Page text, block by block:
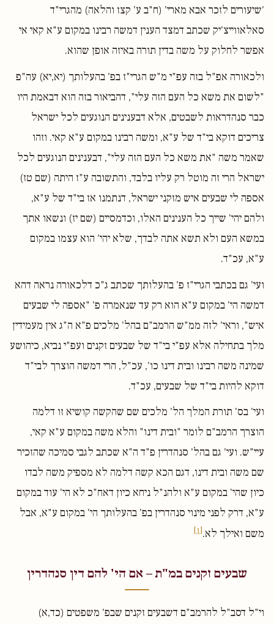
'שיעורים לזכר אבא מארי' (ח"ב ע' קצז והלאה) מהגרי"ד
סאלאווייצ'יק שכתב דמצד הענין דמשה רבינו במקום ע"א קאי אי
אפשר לחלוק על משה בדין תורה באיזה אופן שהוא.
ולכאורה אפ"ל בזה עפ"י מ"ש הגרי"ז בפ' בהעלותך (יא,יא) עה"פ
"לשום את משא כל העם הזה עלי", דהביאור בזה הוא דבאמת היו
כבר סנהדראות לשבטים, אלא דבענינים הנוגעים לכל ישראל
צריכים דוקא בי"ד של ע"א, ומשה רבינו במקום ע"א קאי. וזהו
שאמר משה "את משא כל העם הזה עלי", דבענינים הנוגעים לכל
ישראל הרי זה מוטל רק עליו בלבד, והתשובה ע"ז היתה (שם טז)
אספה לי שבעים איש מזקני ישראל, דנתמנו אז בי"ד של ע"א,
ולהם יהי' שייך כל הענינים האלו, וכדמסיים (שם יז) ונשאו אתך
במשא העם ולא תשא אתה לבדך, שלא יהי' הוא עצמו במקום
ע"א, עכ"ד.
ועי' גם בכתבי הגרי"ז פ' בהעלותך שכתב ג"כ דלכאורה נראה דהא
דמשה הי' במקום ע"א הוא רק עד שנאמרה פ' "אספה לי שבעים
איש", וראי' לזה ממ"ש הרמב"ם בהל' מלכים פ"א ה"ג אין מעמידין
מלך בתחילה אלא עפ"י בי"ד של שבעים זקנים ועפ"י נביא, כיהושע
שמינה משה רבינו ובית דינו כו', עכ"ל, הרי דמשה הוצרך לבי"ד
דוקא להיות בי"ד של שבעים, עכ"ד.
ועי' בס' תורת המלך הל' מלכים שם שהקשה קושיא זו דלמה
הוצרך הרמב"ם לומר "ובית דינו" והלא משה במקום ע"א קאי,
עיי"ש. ועי' גם בהל' סנהדרין פ"ד ה"א שכתב לגבי סמיכה שהזכיר
שם משה ובית דינו, דגם הכא קשה דלמה לא מספיק משה לבדו
כיון שהי' במקום ע"א ולהנ"ל ניחא כיון דאח"כ לא הי' עוד במקום
ע"א, דרק לפני מינוי סנהדרין בפ' בהעלותך הי' במקום ע"א, אבל
משם ואילך לא.[1]
שבעים זקנים במ"ת – אם הי' להם דין סנהדרין
וי"ל דסב"ל להרמב"ם דשבעים זקנים שבפ' משפטים (כד,א)